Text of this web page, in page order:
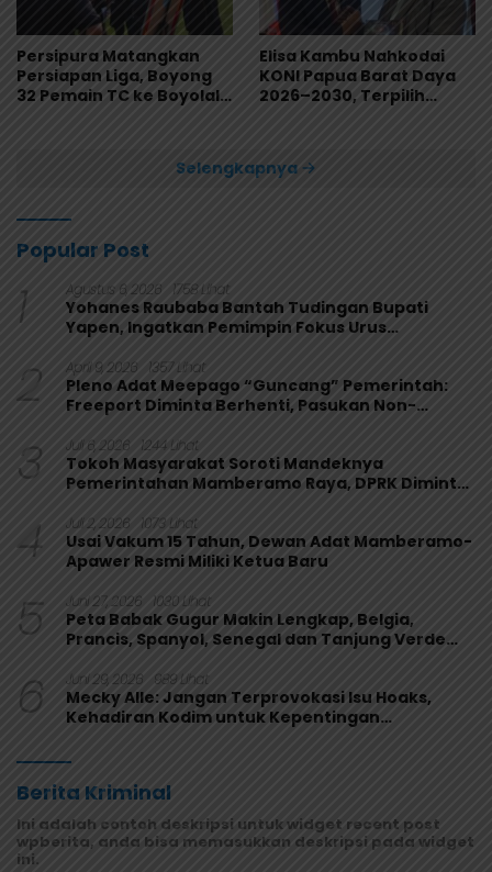
Persipura Matangkan
Persiapan Liga, Boyong
32 Pemain TC ke Boyolali
Elisa Kambu Nahkodai
KONI Papua Barat Daya
2026–2030, Terpilih
Selengkapnya
Popular Post
1 Agustus 6, 2026 1758 Lihat
Yohanes Raubaba Bantah Tudingan Bupati
Yapen, Ingatkan Pemimpin Fokus Urus
2 April 9, 2026 1357 Lihat
Pleno Adat Meepago “Guncang” Pemerintah:
Freeport Diminta Berhenti, Pasukan Non-
3 Juli 6, 2026 1244 Lihat
Tokoh Masyarakat Soroti Mandeknya
Pemerintahan Mamberamo Raya, DPRK Diminta
4 Juli 2, 2026 1073 Lihat
Usai Vakum 15 Tahun, Dewan Adat Mamberamo-
Apawer Resmi Miliki Ketua Baru
5 Juni 27, 2026 1030 Lihat
Peta Babak Gugur Makin Lengkap, Belgia,
Prancis, Spanyol, Senegal dan Tanjung Verde
6 Juni 29, 2026 989 Lihat
Mecky Alle: Jangan Terprovokasi Isu Hoaks,
Kehadiran Kodim untuk Kepentingan
Berita Kriminal
Ini adalah contoh deskripsi untuk widget recent post
wpberita, anda bisa memasukkan deskripsi pada widget
ini.